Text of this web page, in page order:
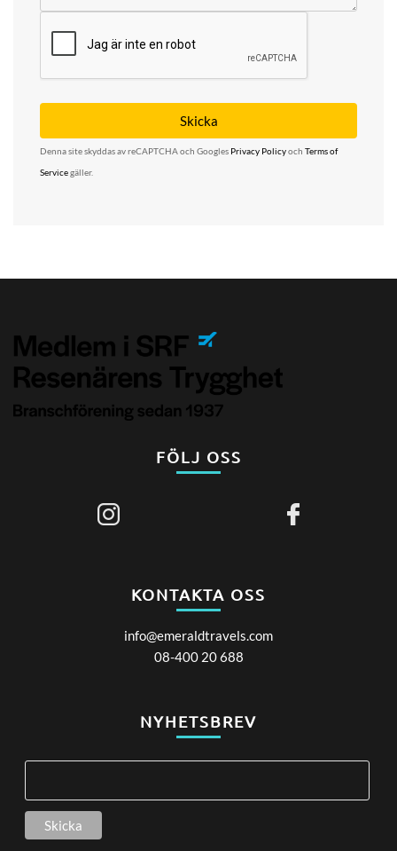
Denna site skyddas av reCAPTCHA och Googles Privacy Policyoch Terms of
Servicegäller.
FÖLJ OSS
KONTAKTA OSS
info@emeraldtravels.com
08-400 20 688
NYHETSBREV